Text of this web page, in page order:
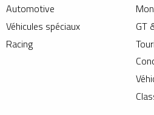
Automotive
Véhicules spéciaux
Racing
GT